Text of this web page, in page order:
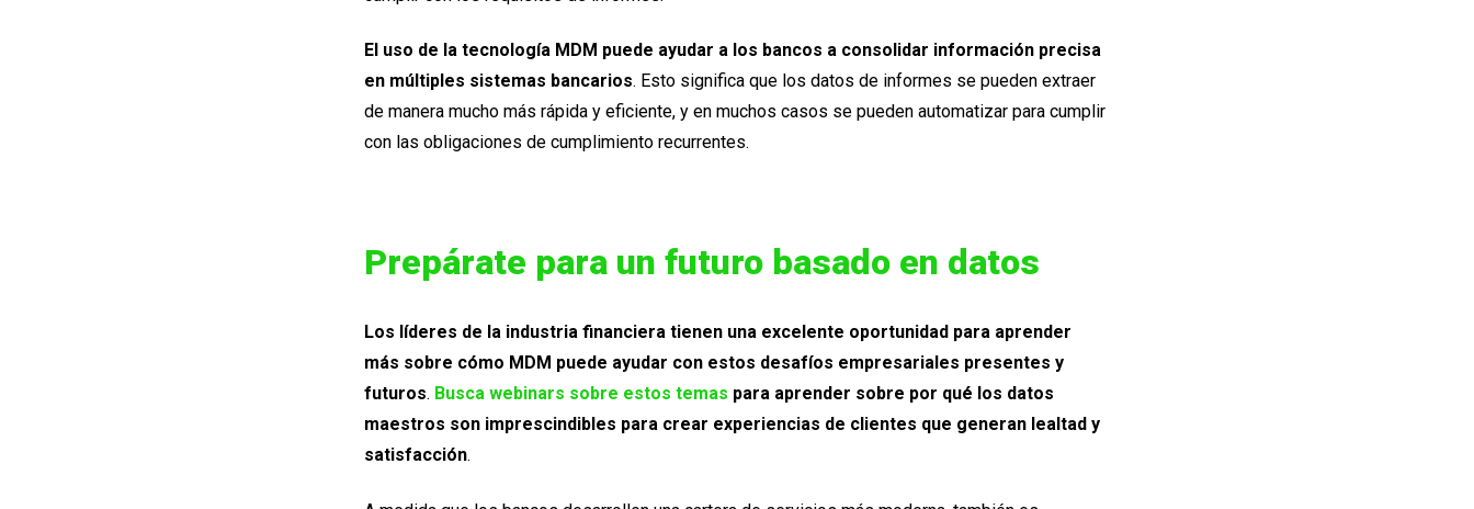
El uso de la tecnología MDM puede ayudar a los bancos a consolidar información precisa
en múltiples sistemas bancarios. Esto significa que los datos de informes se pueden extraer
de manera mucho más rápida y eficiente, y en muchos casos se pueden automatizar para cumplir
con las obligaciones de cumplimiento recurrentes.
Prepárate para un futuro basado en datos
Los líderes de la industria financiera tienen una excelente oportunidad para aprender
más sobre cómo MDM puede ayudar con estos desafíos empresariales presentes y
futuros. Busca webinars sobre estos temas para aprender sobre por qué los datos
maestros son imprescindibles para crear experiencias de clientes que generan lealtad y
satisfacción.